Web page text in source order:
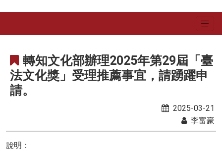
轉知文化部辦理2025年第29屆「臺
法文化獎」受理推薦事宜，請踴躍申
請。
2025-03-21
李富豪
說明：